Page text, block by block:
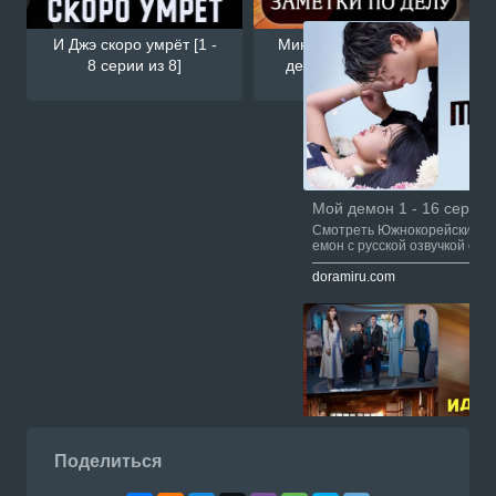
И Джэ скоро умрёт [1 -
8 серии из 8]
Минамдан: Заметки по
делу [1 - 18 серии из
18]
Мой демон 1 - 16 серии
Смотреть Южнокорейский
емон с русской озвучкой
u.com
doramiru.com
Суть идеального брака
Поделиться